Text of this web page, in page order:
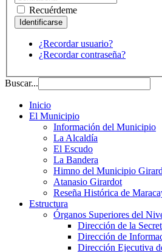
Recuérdeme
¿Recordar usuario?
¿Recordar contraseña?
Buscar...
Inicio
El Municipio
Información del Municipio
La Alcaldía
El Escudo
La Bandera
Himno del Municipio
Atanasio Girardot
Reseña Histórica de
Estructura
Órganos Superiores del
Dirección de la
Dirección de
Dirección Ejecutiva